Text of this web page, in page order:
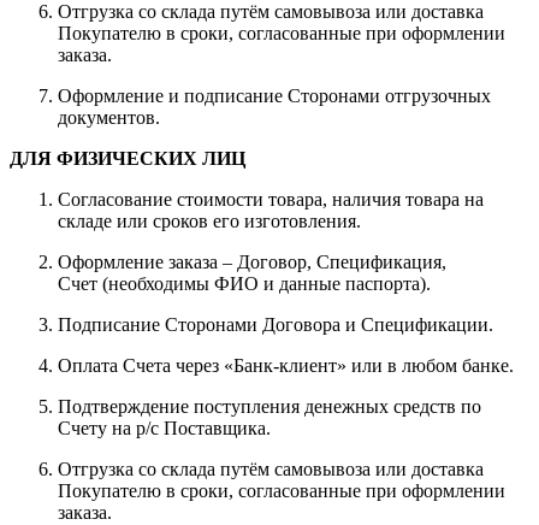
Отгрузка со склада путём самовывоза или доставка
Покупателю в сроки, согласованные при оформлении
заказа.
Оформление и подписание Сторонами отгрузочных
документов.
ДЛЯ ФИЗИЧЕСКИХ ЛИЦ
Согласование стоимости товара, наличия товара на
складе или сроков его изготовления.
Оформление заказа – Договор, Спецификация,
Счет (необходимы ФИО и данные паспорта).
Подписание Сторонами Договора и Спецификации.
Оплата Счета через «Банк-клиент» или в любом банке.
Подтверждение поступления денежных средств по
Счету на р/с Поставщика.
Отгрузка со склада путём самовывоза или доставка
Покупателю в сроки, согласованные при оформлении
заказа.